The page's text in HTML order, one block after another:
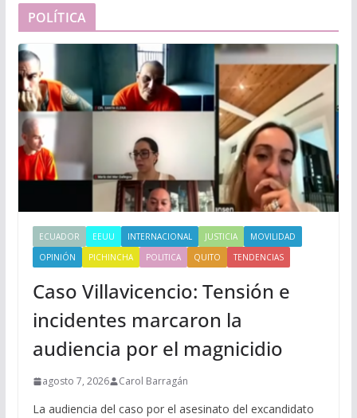
POLÍTICA
ECUADOR EEUU INTERNACIONAL JUSTICIA
MOVILIDAD
OPINIÓN
PICHINCHA POLITICA QUITO TENDENCIAS
Caso Villavicencio: Tensión e
incidentes marcaron la
audiencia por el magnicidio
agosto 7, 2026 Carol Barragán
La audiencia del caso por el asesinato del excandidato